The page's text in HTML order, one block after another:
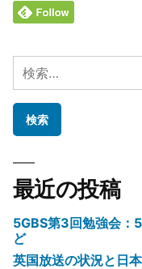
検
索:
最近の投稿
5GBS第3回勉強会：
ど
英国放送の状況と日